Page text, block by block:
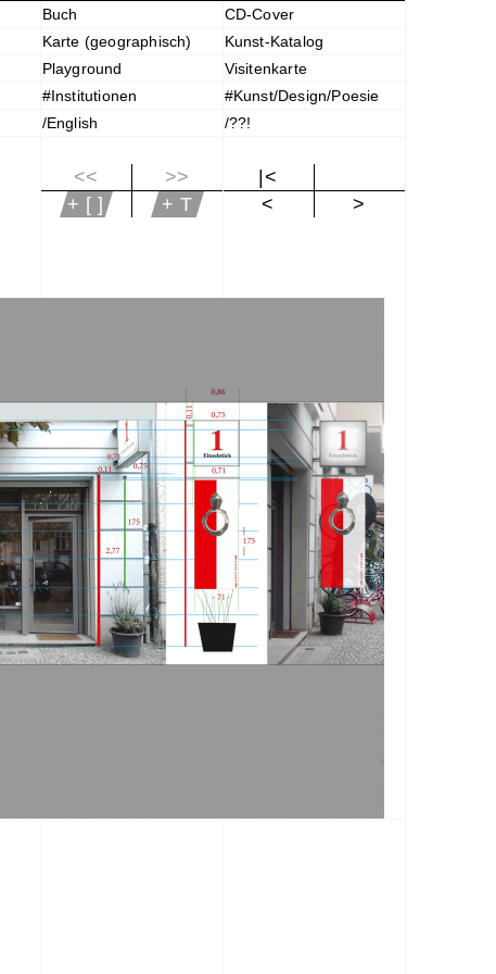
Buch
CD-Cover
Karte (geographisch)
Kunst-Katalog
Playground
Visitenkarte
#Institutionen
#Kunst/Design/Poesie
/English
/??!
<<
>>
+ [ ]
+ T
|<
<
>